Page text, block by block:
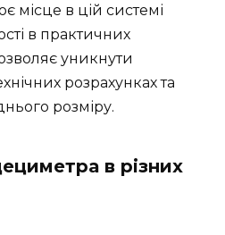
місце в цій системі
в практичних
уникнути
розрахунках та
розміру.
в різних